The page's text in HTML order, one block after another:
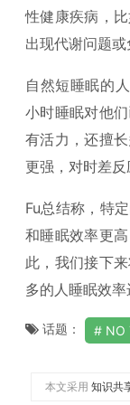
性健康疾病，
出现代谢问题或
自然短睡眠的
小时睡眠对他
有活力，还擅
更强，对时差反
Fu总结称，特
和睡眠效率更
此，我们接下
多的人睡眠效率
话题： NO
本文采用 知识共